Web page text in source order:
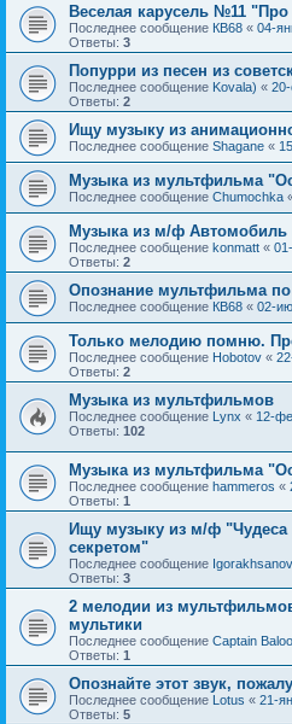
Веселая карусель №11 "Про
Последнее сообщение КВ68 « 04-
Ответы: 3
Попурри из песен из
Последнее сообщение Kovala) «
Ответы: 2
Ищу музыку из
Последнее сообщение Shagane «
Музыка из мультфильма
Последнее сообщение Chumochka
Музыка из м/ф Автомобиль
Последнее сообщение konmatt «
Ответы: 2
Опознание мультфильма
Последнее сообщение КВ68 « 02-
Только мелодию помню.
Последнее сообщение Hobotov «
Ответы: 2
Музыка из мультфильмов
Последнее сообщение Lynx « 12-
Ответы: 102
Музыка из мультфильма
Последнее сообщение hammeros «
Ответы: 1
Ищу музыку из м/ф "Чудеса
секретом"
Последнее сообщение Igorakhsanov
Ответы: 3
2 мелодии из
мультики
Последнее сообщение Captain Baloo
Ответы: 1
Опознайте этот звук,
Последнее сообщение Lotus « 21-
Ответы: 5